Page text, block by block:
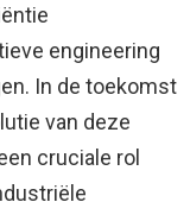
engineering
In de toekomst
van deze
cruciale rol